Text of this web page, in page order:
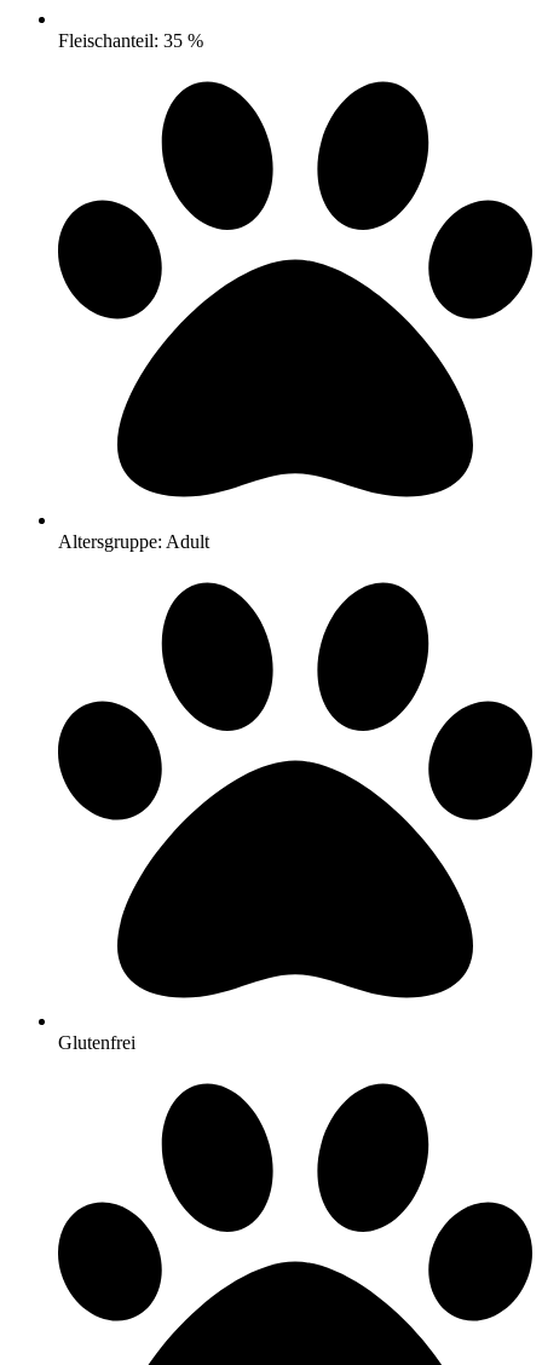
Fleischanteil: 35 %
Altersgruppe: Adult
Glutenfrei